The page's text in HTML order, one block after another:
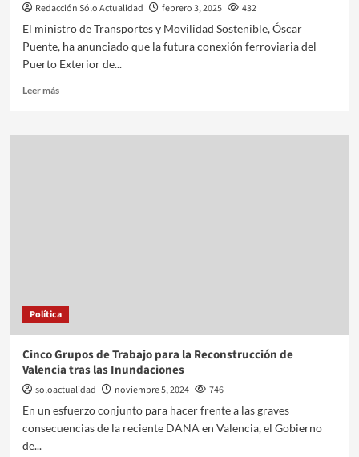
Redacción Sólo Actualidad febrero 3, 2025
432
El ministro de Transportes y Movilidad Sostenible, Óscar
Puente, ha anunciado que la futura conexión ferroviaria del
Puerto Exterior de...
Leer más
Política
Cinco Grupos de Trabajo para la Reconstrucción de
Valencia tras las Inundaciones
soloactualidad noviembre 5, 2024
746
En un esfuerzo conjunto para hacer frente a las graves
consecuencias de la reciente DANA en Valencia, el Gobierno
de...